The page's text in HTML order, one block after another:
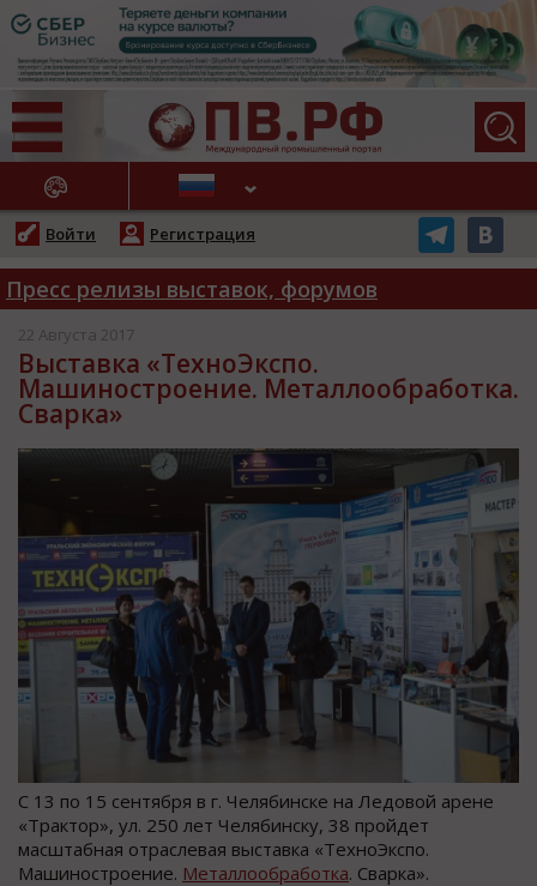
НОВОСТИ
Войти Регистрация
Пресс релизы выставок, форумов
22 Августа 2017
Выставка «ТехноЭкспо.
Машиностроение. Металлообработка.
Сварка»
С 13 по 15 сентября в г. Челябинске на Ледовой арене
«Трактор», ул. 250 лет Челябинску, 38 пройдет
масштабная отраслевая выставка «ТехноЭкспо.
Машиностроение. Металлообработка. Сварка».